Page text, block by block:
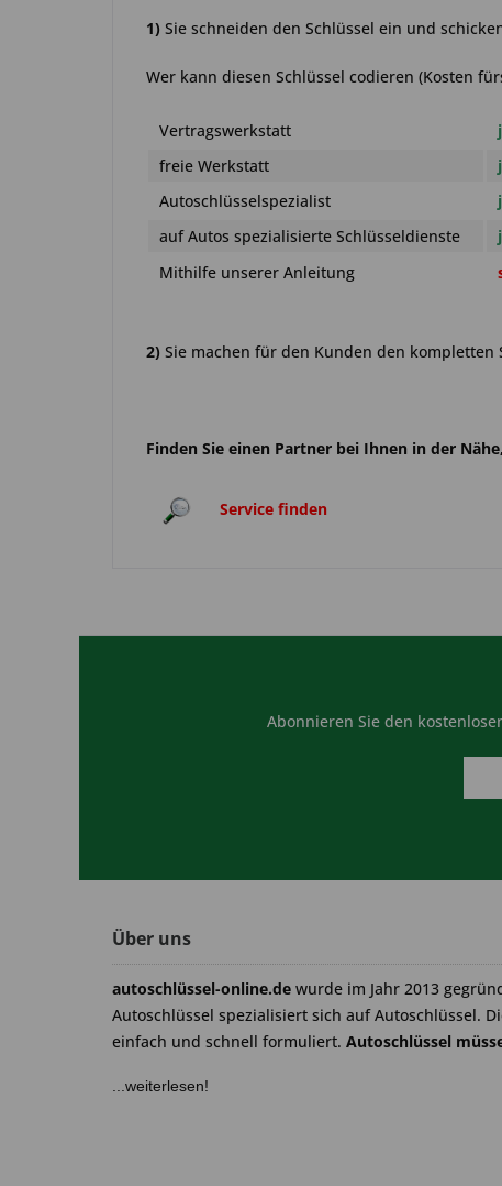
1) Sie schneiden den Schlüssel ein und
Wer kann diesen Schlüssel codieren (Kosten
Vertragswerkstatt
freie Werkstatt
Autoschlüsselspezialist
auf Autos spezialisierte Schlüsseldienste
Mithilfe unserer Anleitung
2) Sie machen für den Kunden den kompletten
Finden Sie einen Partner bei Ihnen in der
Service finden
Abonnieren Sie den
Über uns
autoschlüssel-online.de wurde im Jahr 2013
Autoschlüssel spezialisiert sich auf Autoschlüssel.
einfach und schnell formuliert. Autoschlüssel
...weiterlesen!